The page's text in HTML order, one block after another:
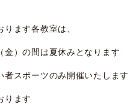
ます各教室は、
金）の間は夏休みとなります
者スポーツのみ開催いたします
ります